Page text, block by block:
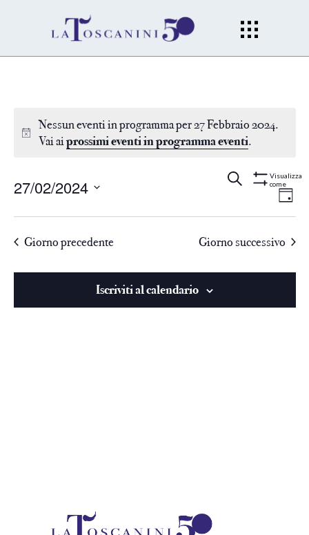
Nessun eventi in programma per 27 Febbraio 2024.
Vai aiprossimi eventi in programma eventi.
Eventi
e
Cerca
Mostra
Visualizza
come
27/02/2024
data.Giorno precedente Giorno successivo
Iscriviti al calendario